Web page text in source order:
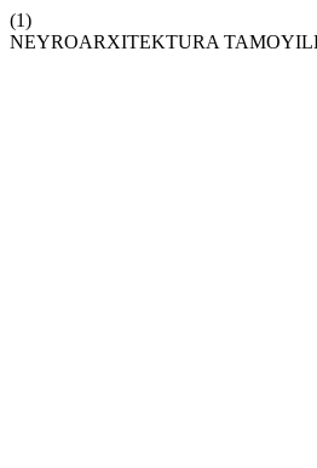
(1)
NEYROARXITEKTURA